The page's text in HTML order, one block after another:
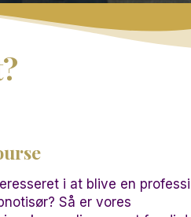
i at blive en
Så er vores